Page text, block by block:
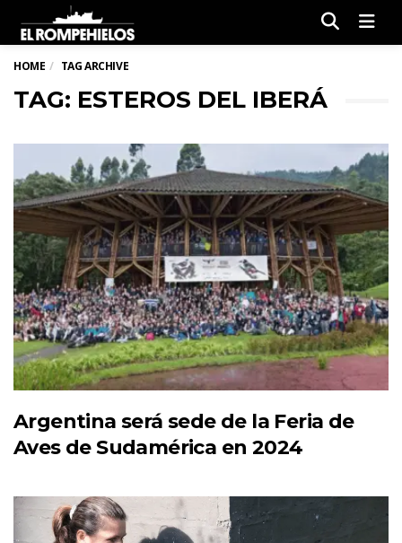
HOME TAG ARCHIVE
TAG: ESTEROS DEL IBERÁ
Argentina será sede de la Feria de
Aves de Sudamérica en 2024